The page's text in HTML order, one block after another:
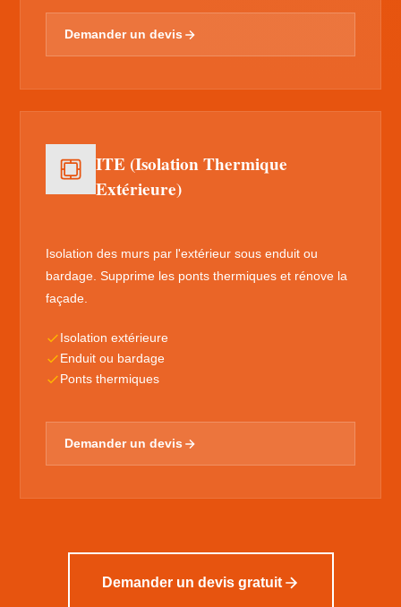
Demander un devis
ITE (Isolation Thermique
Extérieure)
Isolation des murs par l'extérieur sous enduit ou
bardage. Supprime les ponts thermiques et rénove la
façade.
Isolation extérieure
Enduit ou bardage
Ponts thermiques
Demander un devis
Demander un devis gratuit